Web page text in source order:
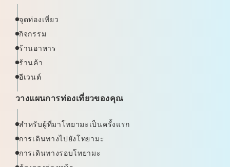
จุดท่องเที่ยว
กิจกรรม
ร้านอาหาร
ร้านค้า
อีเวนต์
วางแผนการท่องเที่ยวของคุณ
สำหรับผู้ที่มาโทยามะเป็นครั้งแรก
การเดินทางไปยังโทยามะ
การเดินทางรอบโทยามะ